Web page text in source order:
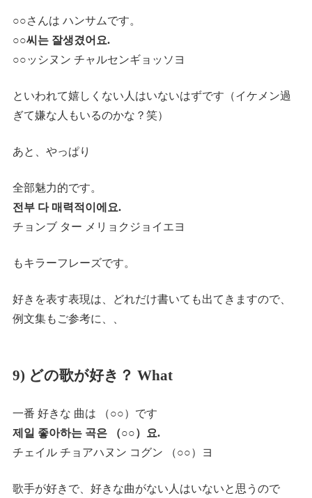
○○さんは ハンサムです。
○○씨는 잘생겼어요.
○○ッシヌン チャルセンギョッソヨ
といわれて嬉しくない人はいないはずです（イケメン過
ぎて嫌な人もいるのかな？笑）
あと、やっぱり
全部魅力的です。
전부 다 매력적이에요.
チョンブ ター メリョクジョイエヨ
もキラーフレーズです。
好きを表す表現は、どれだけ書いても出てきますので、
例文集もご参考に、、
9) どの歌が好き？ What
一番 好きな 曲は （○○）です
제일 좋아하는 곡은 （○○）요.
チェイル チョアハヌン コグン （○○）ヨ
歌手が好きで、好きな曲がない人はいないと思うので